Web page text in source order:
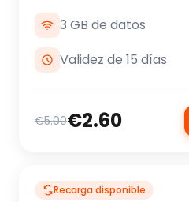
3 GB de datos
Validez de 15 días
€5.00€2.60
Recarga disponible